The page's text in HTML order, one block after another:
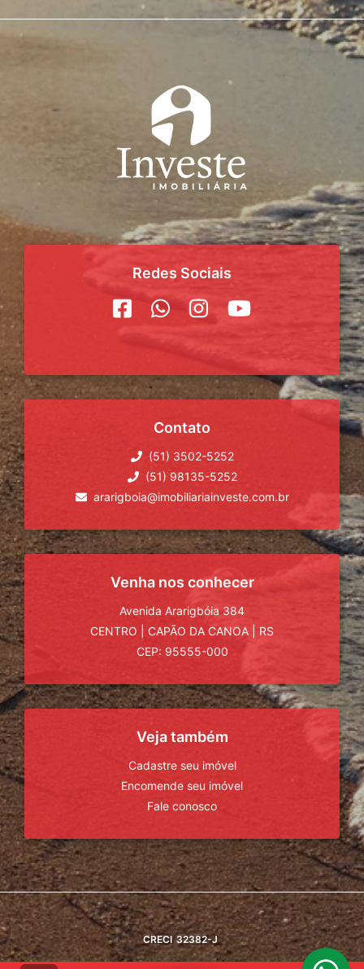
Redes Sociais
Contato
(51) 3502-5252
(51) 98135-5252
ararigboia@imobiliariainveste.com.br
Venha nos conhecer
Avenida Ararigbóia 384
CENTRO
CAPÃO DA CANOA
RS
CEP: 95555-000
Veja também
Cadastre seu imóvel
Encomende seu imóvel
Fale conosco
CRECI 32382-J